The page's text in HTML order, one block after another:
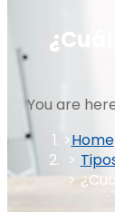
You are
Home